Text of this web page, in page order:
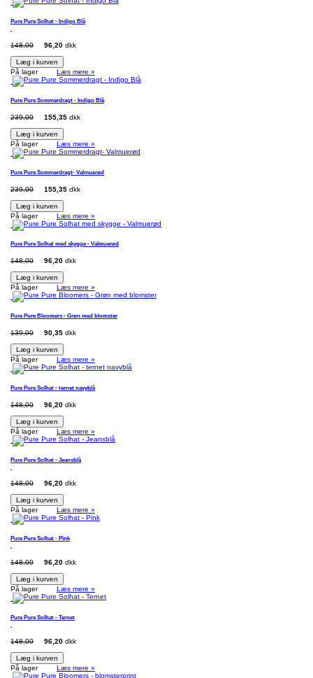
Pure Pure Solhat - Indigo Blå
148,00 96,20 dkk
Læg i kurven
På lager Læs mere »
Pure Pure Sommerdragt - Indigo Blå
239,00 155,35 dkk
Læg i kurven
På lager Læs mere »
Pure Pure Sommerdragt- Valmuerød
239,00 155,35 dkk
Læg i kurven
På lager Læs mere »
Pure Pure Solhat med skygge - Valmuerød
148,00 96,20 dkk
Læg i kurven
På lager Læs mere »
Pure Pure Bloomers - Grøn med blomster
139,00 90,35 dkk
Læg i kurven
På lager Læs mere »
Pure Pure Solhat - ternet navyblå
148,00 96,20 dkk
Læg i kurven
På lager Læs mere »
Pure Pure Solhat - Jeansblå
148,00 96,20 dkk
Læg i kurven
På lager Læs mere »
Pure Pure Solhat - Pink
148,00 96,20 dkk
Læg i kurven
På lager Læs mere »
Pure Pure Solhat - Ternet
148,00 96,20 dkk
Læg i kurven
På lager Læs mere »